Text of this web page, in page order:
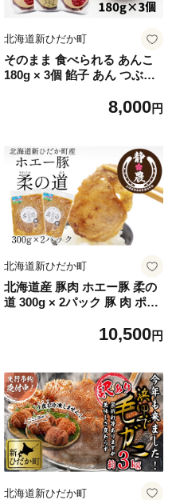
北海道新ひだか町
そのまま 食べられる あんこ
180g × 3個 餡子 あん つぶあ
8,000円
北海道新ひだか町
北海道産 豚肉 ホエー豚 柔の
道 300g × 2パック 豚 肉 ポー
10,500円
北海道新ひだか町